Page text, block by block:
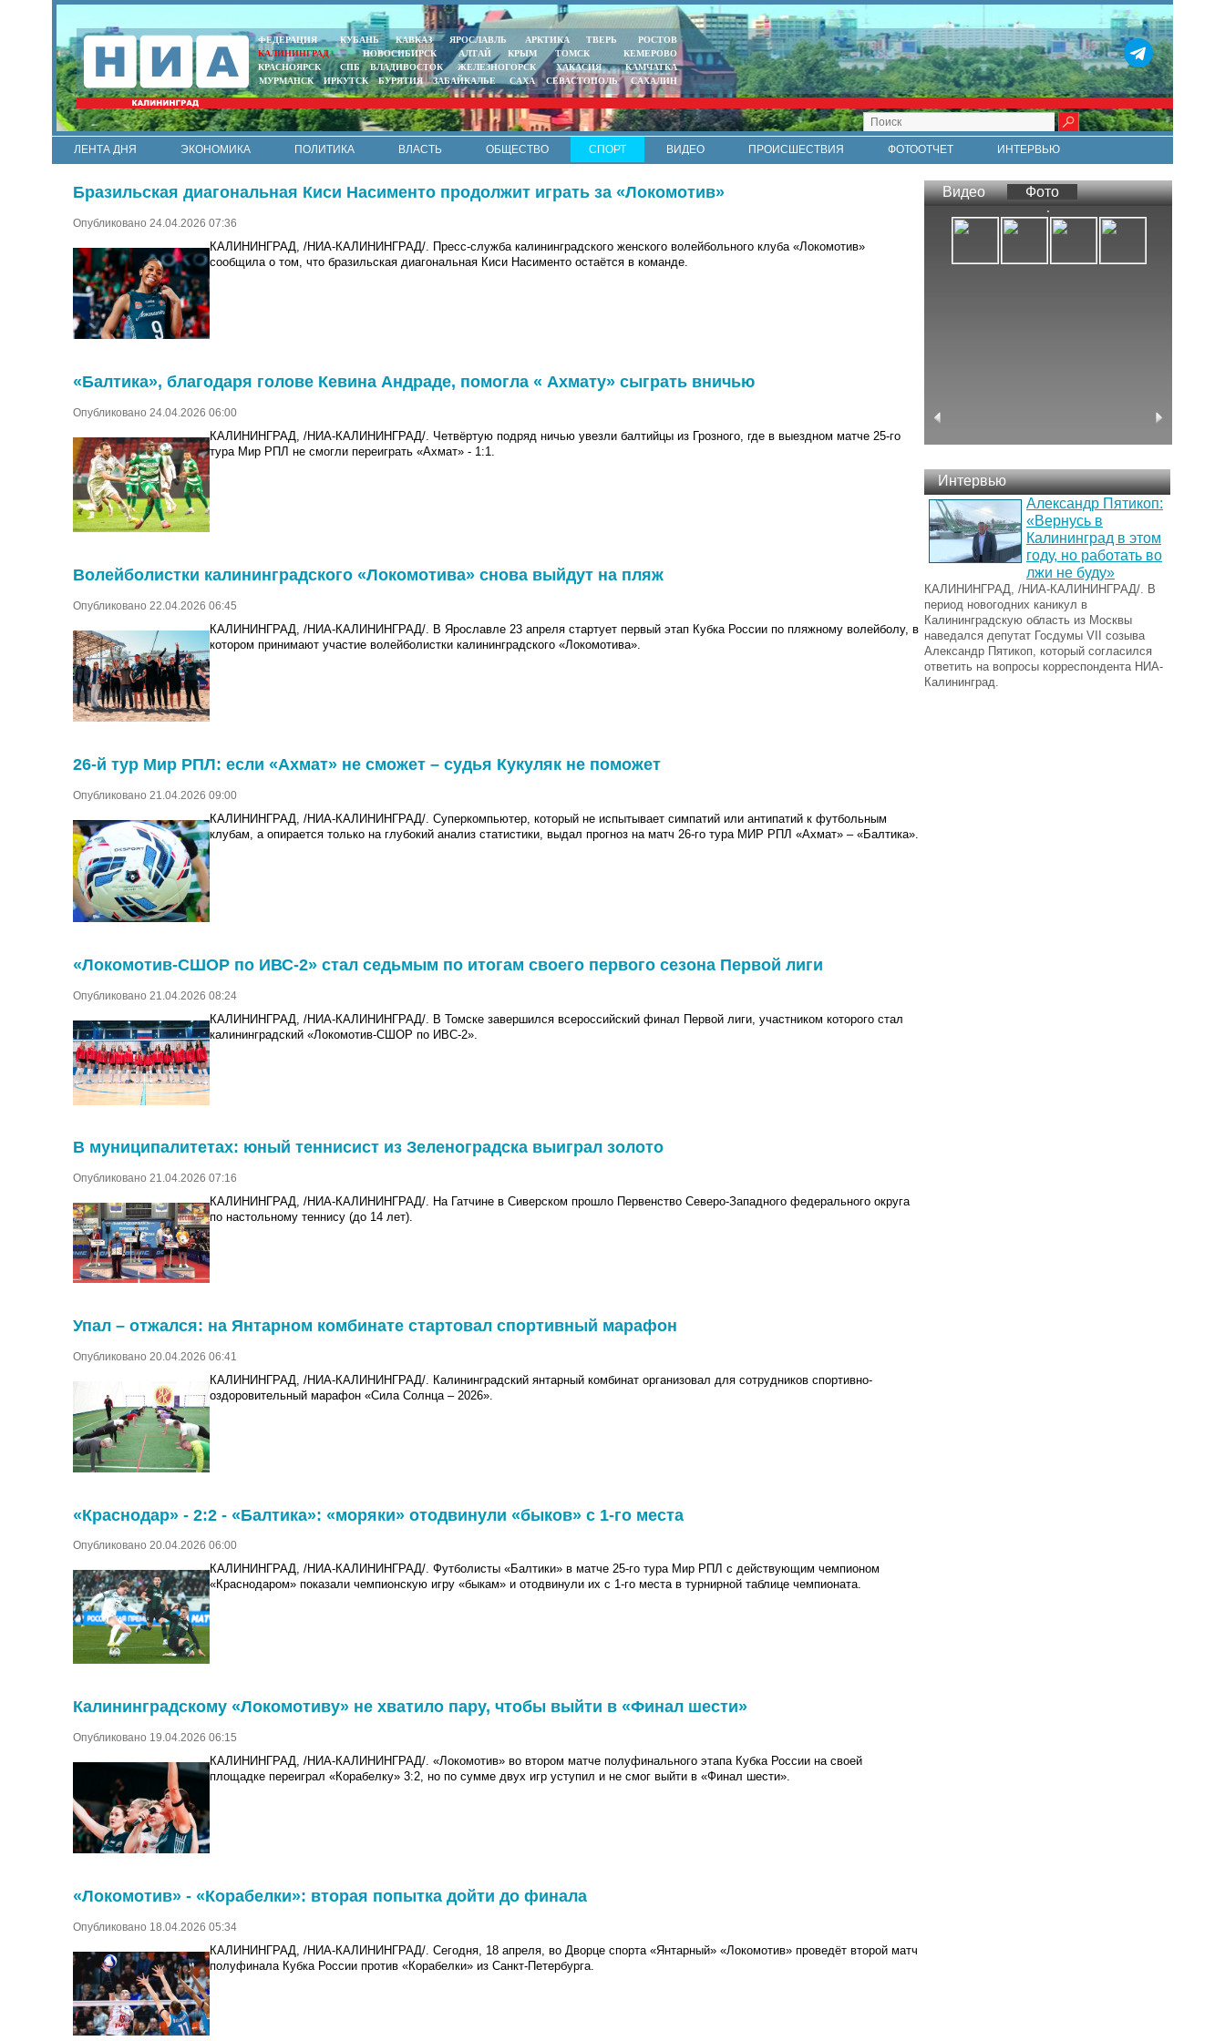
ФЕДЕРАЦИЯ КУБАНЬ КАВКАЗ ЯРОСЛАВЛЬ АРКТИКА ТВЕРЬ
РОСТОВ
КАЛИНИНГРАД
НОВОСИБИРСК АЛТАЙ КРЫМ ТОМСК
КЕМЕРОВО
КРАСНОЯРСК
СПБ ВЛАДИВОСТОК ЖЕЛЕЗНОГОРСК ХАКАСИЯ
КАМЧАТКА
МУРМАНСК
ИРКУТСК БУРЯТИЯ ЗАБАЙКАЛЬЕ САХА СЕВАСТОПОЛЬ САХАЛИН
ЛЕНТА ДНЯ ЭКОНОМИКА ПОЛИТИКА ВЛАСТЬ ОБЩЕСТВО СПОРТ ВИДЕО ПРОИСШЕСТВИЯ ФОТООТЧЕТ
ИНТЕРВЬЮ
Бразильская диагональная Киси Насименто продолжит играть за «Локомотив»
Опубликовано 24.04.2026 07:36
КАЛИНИНГРАД, /НИА-КАЛИНИНГРАД/. Пресс-служба калининградского женского волейбольного клуба «Локомотив»
сообщила о том, что бразильская диагональная Киси Насименто остаётся в команде.
«Балтика», благодаря голове Кевина Андраде, помогла « Ахмату» сыграть вничью
Опубликовано 24.04.2026 06:00
КАЛИНИНГРАД, /НИА-КАЛИНИНГРАД/. Четвёртую подряд ничью увезли балтийцы из Грозного, где в выездном матче 25-го
тура Мир РПЛ не смогли переиграть «Ахмат» - 1:1.
Волейболистки калининградского «Локомотива» снова выйдут на пляж
Опубликовано 22.04.2026 06:45
КАЛИНИНГРАД, /НИА-КАЛИНИНГРАД/. В Ярославле 23 апреля стартует первый этап Кубка России по пляжному волейболу, в
котором принимают участие волейболистки калининградского «Локомотива».
26-й тур Мир РПЛ: если «Ахмат» не сможет – судья Кукуляк не поможет
Опубликовано 21.04.2026 09:00
КАЛИНИНГРАД, /НИА-КАЛИНИНГРАД/. Суперкомпьютер, который не испытывает симпатий или антипатий к футбольным
клубам, а опирается только на глубокий анализ статистики, выдал прогноз на матч 26-го тура МИР РПЛ «Ахмат» – «Балтика».
«Локомотив-СШОР по ИВС-2» стал седьмым по итогам своего первого сезона Первой лиги
Опубликовано 21.04.2026 08:24
КАЛИНИНГРАД, /НИА-КАЛИНИНГРАД/. В Томске завершился всероссийский финал Первой лиги, участником которого стал
калининградский «Локомотив-СШОР по ИВС-2».
В муниципалитетах: юный теннисист из Зеленоградска выиграл золото
Опубликовано 21.04.2026 07:16
КАЛИНИНГРАД, /НИА-КАЛИНИНГРАД/. На Гатчине в Сиверском прошло Первенство Северо-Западного федерального округа
по настольному теннису (до 14 лет).
Упал – отжался: на Янтарном комбинате стартовал спортивный марафон
Опубликовано 20.04.2026 06:41
КАЛИНИНГРАД, /НИА-КАЛИНИНГРАД/. Калининградский янтарный комбинат организовал для сотрудников спортивно-
оздоровительный марафон «Сила Солнца – 2026».
«Краснодар» - 2:2 - «Балтика»: «моряки» отодвинули «быков» с 1-го места
Опубликовано 20.04.2026 06:00
КАЛИНИНГРАД, /НИА-КАЛИНИНГРАД/. Футболисты «Балтики» в матче 25-го тура Мир РПЛ с действующим чемпионом
«Краснодаром» показали чемпионскую игру «быкам» и отодвинули их с 1-го места в турнирной таблице чемпионата.
Калининградскому «Локомотиву» не хватило пару, чтобы выйти в «Финал шести»
Опубликовано 19.04.2026 06:15
КАЛИНИНГРАД, /НИА-КАЛИНИНГРАД/. «Локомотив» во втором матче полуфинального этапа Кубка России на своей
площадке переиграл «Корабелку» 3:2, но по сумме двух игр уступил и не смог выйти в «Финал шести».
«Локомотив» - «Корабелки»: вторая попытка дойти до финала
Опубликовано 18.04.2026 05:34
КАЛИНИНГРАД, /НИА-КАЛИНИНГРАД/. Сегодня, 18 апреля, во Дворце спорта «Янтарный» «Локомотив» проведёт второй матч
полуфинала Кубка России против «Корабелки» из Санкт-Петербурга.
Видео Фото
Интервью
Александр Пятикоп:
«Вернусь в
Калининград в этом
году, но работать во
лжи не буду»
КАЛИНИНГРАД, /НИА-КАЛИНИНГРАД/. В
период новогодних каникул в
Калининградскую область из Москвы
наведался депутат Госдумы VII созыва
Александр Пятикоп, который согласился
ответить на вопросы корреспондента НИА-
Калининград.